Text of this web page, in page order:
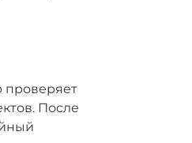
проверяет
После